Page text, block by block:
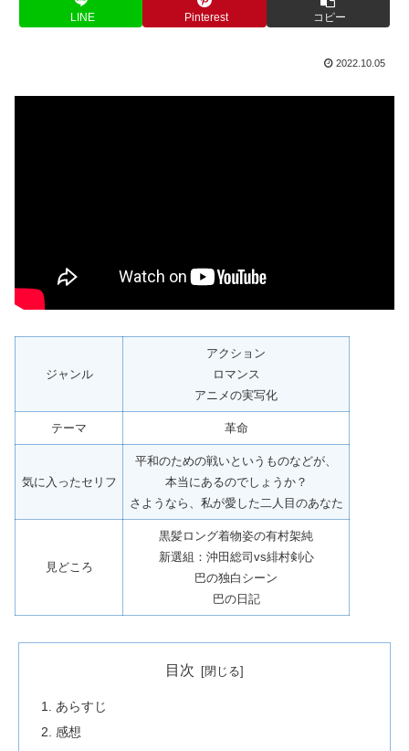
LINE Pinterest コピー
2022.10.05
ジャンル
アクション
ロマンス
アニメの実写化
テーマ 革命
気に入ったセリフ
平和のための戦いというものなどが、
本当にあるのでしょうか？
さようなら、私が愛した二人目のあなた
見どころ
黒髪ロング着物姿の有村架純
新選組：沖田総司vs緋村剣心
巴の独白シーン
巴の日記
目次
あらすじ
感想